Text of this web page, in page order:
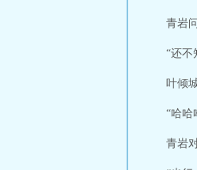
青岩
“还不
叶倾
“哈哈
青岩